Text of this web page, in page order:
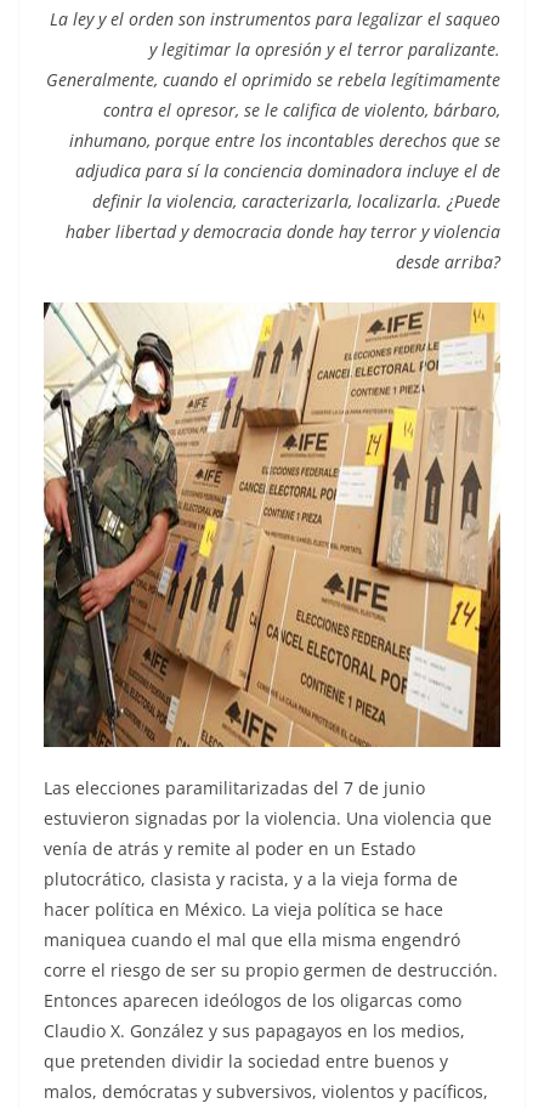
La ley y el orden son instrumentos para legalizar el saqueo
y legitimar la opresión y el terror paralizante.
Generalmente, cuando el oprimido se rebela legítimamente
contra el opresor, se le califica de violento, bárbaro,
inhumano, porque entre los incontables derechos que se
adjudica para sí la conciencia dominadora incluye el de
definir la violencia, caracterizarla, localizarla. ¿Puede
haber libertad y democracia donde hay terror y violencia
desde arriba?
Las elecciones paramilitarizadas del 7 de junio
estuvieron signadas por la violencia. Una violencia que
venía de atrás y remite al poder en un Estado
plutocrático, clasista y racista, y a la vieja forma de
hacer política en México. La vieja política se hace
maniquea cuando el mal que ella misma engendró
corre el riesgo de ser su propio germen de destrucción.
Entonces aparecen ideólogos de los oligarcas como
Claudio X. González y sus papagayos en los medios,
que pretenden dividir la sociedad entre buenos y
malos, demócratas y subversivos, violentos y pacíficos,